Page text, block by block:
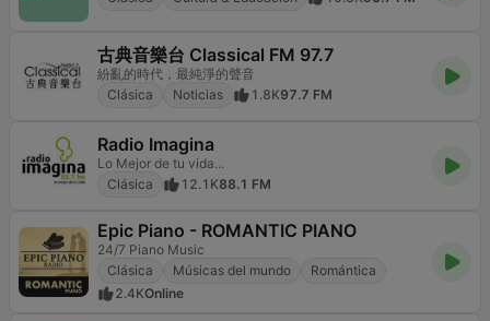
古典音樂台 Classical FM 97.7
紛亂的時代，最純淨的聲音
Clásica
Noticias 1.8K97.7 FM
Radio Imagina
Lo Mejor de tu vida...
Clásica
12.1K88.1 FM
Epic Piano - ROMANTIC PIANO
24/7 Piano Music
Clásica
Músicas del mundo
Romántica
2.4KOnline